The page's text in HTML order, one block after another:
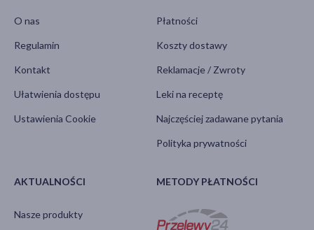
O nas
Regulamin
Kontakt
Ułatwienia dostępu
Ustawienia Cookie
Płatności
Koszty dostawy
Reklamacje / Zwroty
Leki na receptę
Najczęściej zadawane pytania
Polityka prywatności
AKTUALNOŚCI
Nasze produkty
METODY PŁATNOŚCI